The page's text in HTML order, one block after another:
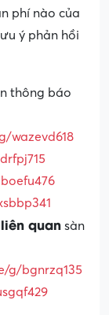
phí nào của
ý phản hồi
thông báo
wazevd618
quan sàn
g/bgnrzq135